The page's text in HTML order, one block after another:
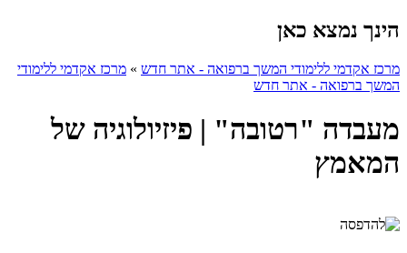
הינך נמצא כאן
מרכז אקדמי ללימודי המשך ברפואה - אתר חדש » מרכז אקדמי ללימודי
המשך ברפואה - אתר חדש
מעבדה "רטובה" | פיזיולוגיה של
המאמץ